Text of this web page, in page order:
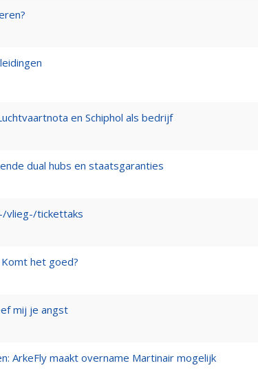
en Schiphol als bedrijf
dual hubs en staatsgaranties
vlieg-/tickettaks
het goed?
mij je angst
ArkeFly maakt overname Martinair mogelijk